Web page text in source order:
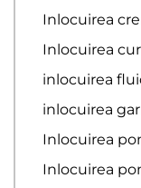
Inlocuirea
Inlocuirea
inlocuirea
inlocuirea
Inlocuirea
Inlocuirea